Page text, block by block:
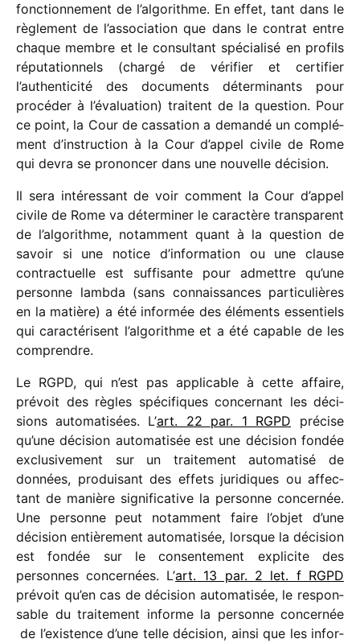
fonc­tion­ne­ment de l’algorithme. En effet, tant dans le
règle­ment de l’association que dans le contrat entre
chaque membre et le consul­tant spécia­lisé en profils
répu­ta­tion­nels (chargé de véri­fier et certi­fier
l’authenticité des docu­ments déter­mi­nants pour
procé­der à l’évaluation) traitent de la ques­tion. Pour
ce point, la Cour de cassa­tion a demandé un complé­
ment d’instruction à la Cour d’appel civile de Rome
qui devra se pronon­cer dans une nouvelle décision.
Il sera inté­res­sant de voir comment la Cour d’appel
civile de Rome va déter­mi­ner le carac­tère trans­pa­rent
de l’algorithme, notam­ment quant à la ques­tion de
savoir si une notice d’information ou une clause
contrac­tuelle est suffi­sante pour admettre qu’une
personne lambda (sans connais­sances parti­cu­lières
en la matière) a été infor­mée des éléments essen­tiels
qui carac­té­risent l’algorithme et a été capable de les
comprendre.
Le RGPD, qui n’est pas appli­cable à cette affaire,
prévoit des règles spéci­fiques concer­nant les déci­
sions auto­ma­ti­sées. L’art. 22 par. 1 RGPD précise
qu’une déci­sion auto­ma­ti­sée est une déci­sion fondée
exclu­si­ve­ment sur un trai­te­ment auto­ma­tisé de
données, produi­sant des effets juri­diques ou affec­
tant de manière signi­fi­ca­tive la personne concer­née.
Une personne peut notam­ment faire l’objet d’une
déci­sion entiè­re­ment auto­ma­ti­sée, lorsque la déci­sion
est fondée sur le consen­te­ment expli­cite des
personnes concer­nées. L’art. 13 par. 2 let. f RGPD
prévoit qu’en cas de déci­sion auto­ma­ti­sée, le respon­
sable du trai­te­ment informe la personne concer­née
de l’existence d’une telle déci­sion, ainsi que les infor­